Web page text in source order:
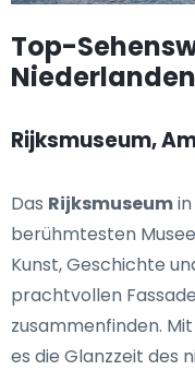
Top-
Niederlanden
Rijksmuseum,
Das Rijksmuseum
berühmtesten
Kunst, Geschichte
prachtvollen
zusammenfinden.
es die Glanzzeit des